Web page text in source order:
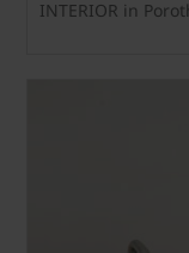
INTERIOR in